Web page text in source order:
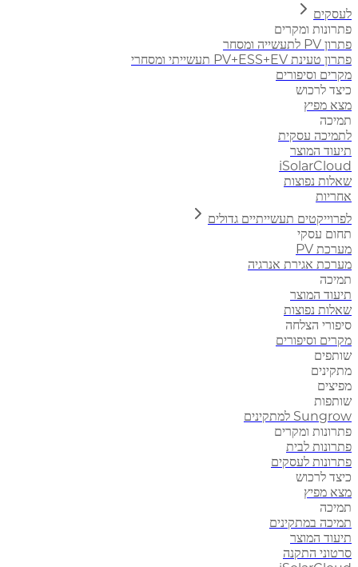
לעסקים
פתרונות ומקרים
פתרון PV לתעשייה ומסחר
פתרון טעינת PV+ESS+EV תעשייתי ומסחרי
מקרים וסיפורים
כיצד לרכוש
מצא מפיץ
תמיכה
לתמיכה עסקית
תיעוד המוצר
iSolarCloud
שאלות נפוצות
אחריות
לפרוייקטים תעשייתיים גדולים
תחום עסקי
מערכת PV
מערכת אגירת אנרגיה
תמיכה
תיעוד המוצר
שאלות נפוצות
סיפורי הצלחה
מקרים וסיפורים
שותפים
מתקינים
מפיצים
שותפות
Sungrow למתקינים
פתרונות ומקרים
פתרונות לבית
פתרונות לעסקים
כיצד לרכוש
מצא מפיץ
תמיכה
תמיכה במתקינים
תיעוד המוצר
סרטוני התקנה